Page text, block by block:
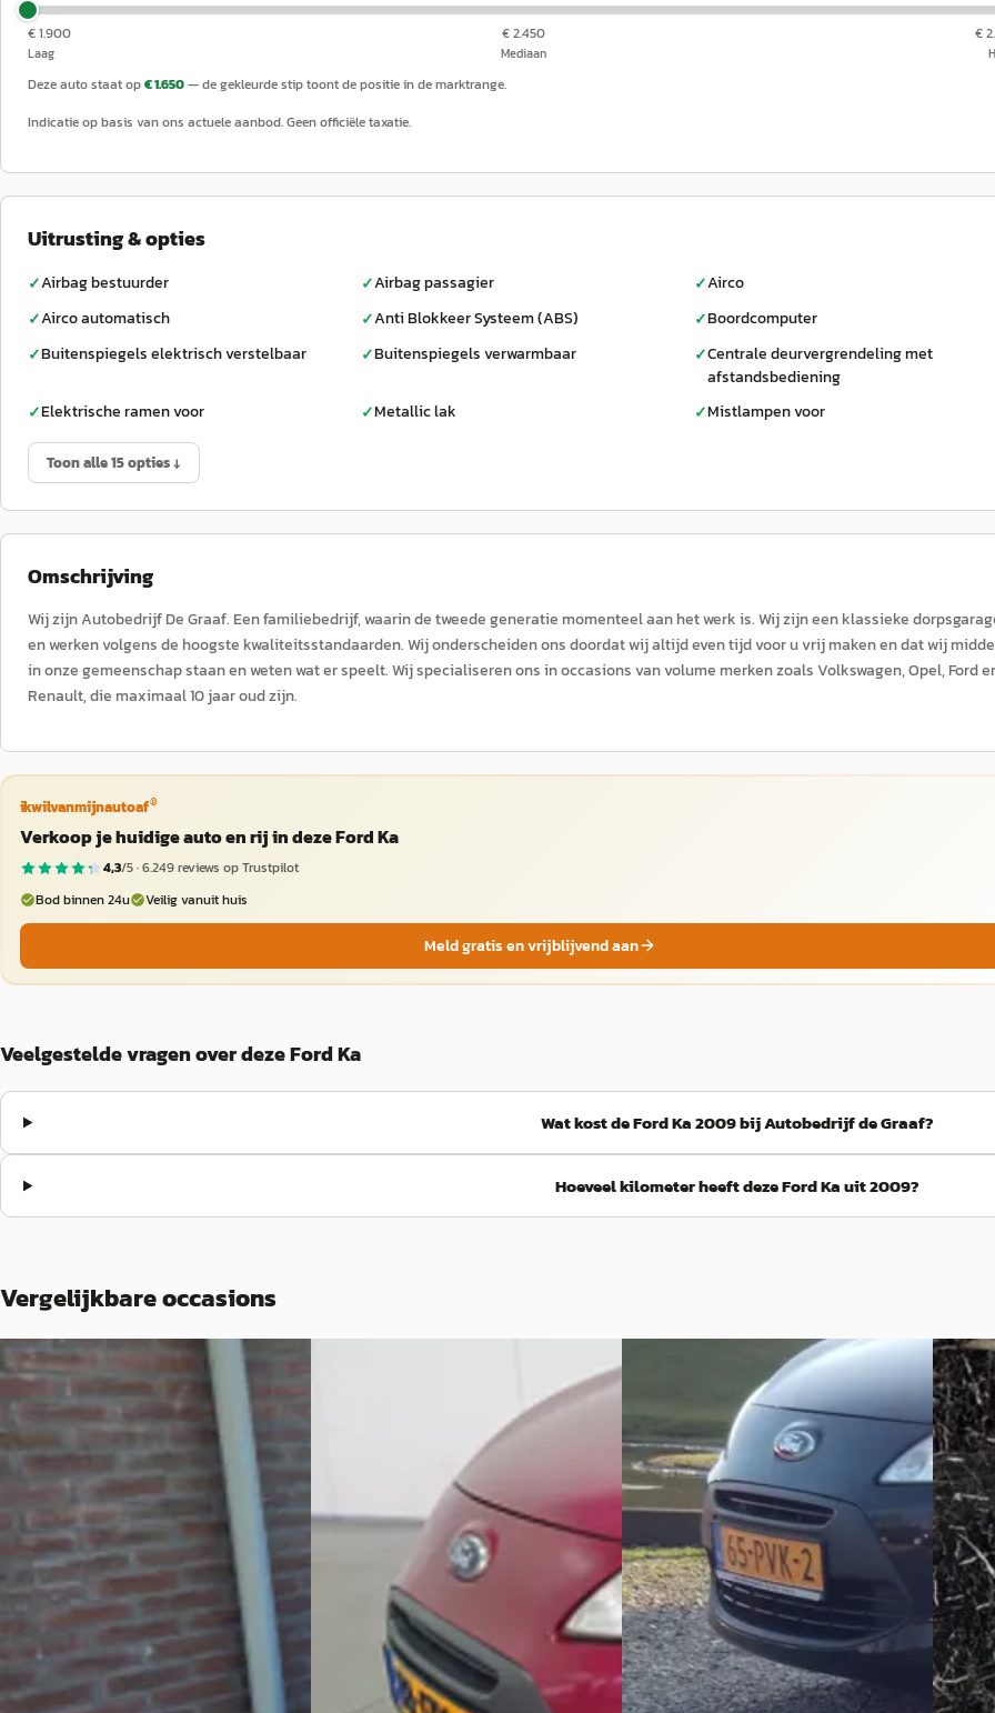
€ 1.900
Laag
€ 2.450
Mediaan
€
Deze auto staat op€ 1.650— de gekleurde stip toont de positie in de marktrange.
Indicatie op basis van ons actuele aanbod. Geen officiële taxatie.
Uitrusting & opties
✓Airbag bestuurder ✓Airbag passagier ✓Airco
✓Airco automatisch ✓Anti Blokkeer Systeem (ABS) ✓Boordcomputer
✓Buitenspiegels elektrisch verstelbaar ✓Buitenspiegels verwarmbaar ✓Centrale deurvergrendeling met
afstandsbediening
✓Elektrische ramen voor ✓Metallic lak ✓Mistlampen voor
Toon alle 15 opties ↓
Omschrijving
Wij zijn Autobedrijf De Graaf. Een familiebedrijf, waarin de tweede generatie momenteel aan het werk is. Wij zijn een klassieke
en werken volgens de hoogste kwaliteitsstandaarden. Wij onderscheiden ons doordat wij altijd even tijd voor u vrij maken en dat wij
in onze gemeenschap staan en weten wat er speelt. Wij specialiseren ons in occasions van volume merken zoals Volkswagen, Opel, Ford
Renault, die maximaal 10 jaar oud zijn.
ikwilvanmijnautoaf®
Verkoop je huidige auto en rij in deze Ford Ka
4,3/5 ·6.249reviews op Trustpilot
Bod binnen 24u
Veilig vanuit huis
Meld gratis en vrijblijvend aan
Veelgestelde vragen over deze Ford Ka
Wat kost de Ford Ka 2009 bij Autobedrijf de Graaf?
Hoeveel kilometer heeft deze Ford Ka uit 2009?
Vergelijkbare occasions
B
Ford Ka ·2010
1.2 Limited
€ 1.445
Scherp geprijsd
2010 · 103.032 km · Benzine ·
Handgeschakeld
Automobielbedrijf Veld · Kallenkote
Bekijk aanbieding →
Vergelijk
1.2 Titanium AIRCO/EL.PAKKET/MISTL
Scherp geprijsd
2009 · 203.963 km · Benzine ·
Handgeschakeld
Auto Scheepers· Surhuisterveen
Bekijk aanbieding →
1.2 Comfort
€ 1.999
Scherp geprijsd
2011 · 160.200 km · Benzine ·
Handgeschakeld
Andco Motive· Heemskerk 4,8(94
Bekijk aanbieding →
Vergelijk
Ford
€ 1.950
2011 ·
Bekijk
Vergelijk